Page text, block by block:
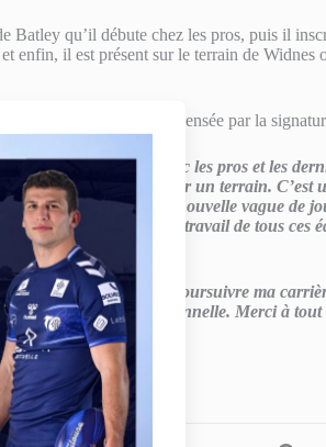
Batley qu’il débute chez les pros, puis il
enfin, il est présent sur le terrain de Widnes
est logiquement récompensée par la
bonnes prestations avec les pros et les
était capable de faire sur un terrain.
Il fait partie de la nouvelle vague de
profite pour féliciter le travail de tous ces
très fier et heureux de poursuivre ma
de la structure professionnelle. Merci à